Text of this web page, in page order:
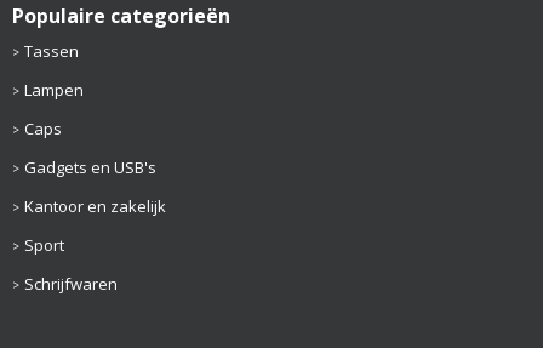
Populaire categorieën
Tassen
Lampen
Caps
Gadgets en USB's
Kantoor en zakelijk
Sport
Schrijfwaren